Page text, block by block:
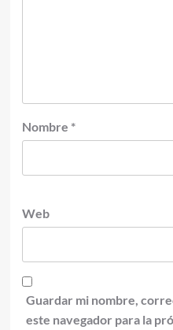
Nombre *
Web
Guardar mi nombre,
este navegador para la